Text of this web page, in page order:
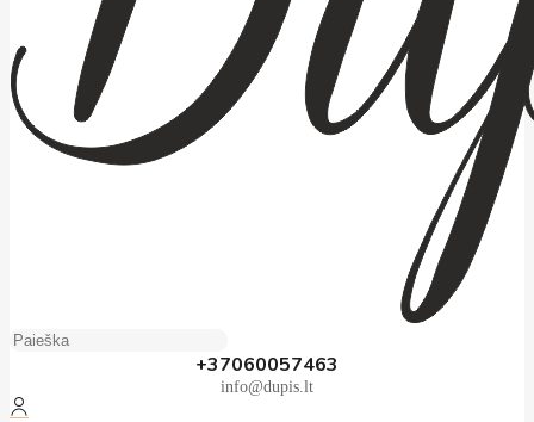
+37060057463
info@dupis.lt